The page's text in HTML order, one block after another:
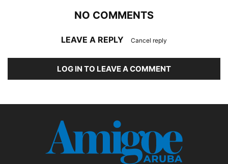
NO COMMENTS
LEAVE A REPLY Cancel reply
LOG IN TO LEAVE A COMMENT